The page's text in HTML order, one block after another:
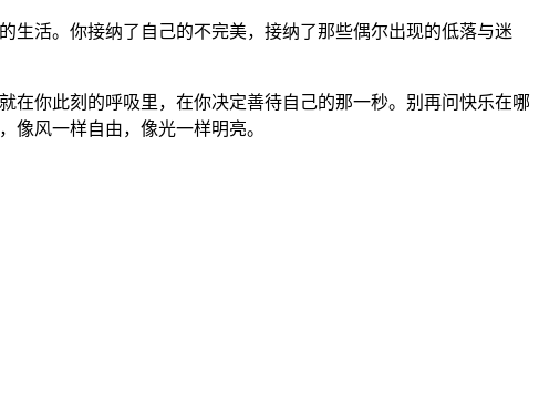
生活。你接纳了自己的不完美，接纳了那些偶尔出现的低落与迷
在你此刻的呼吸里，在你决定善待自己的那一秒。别再问快乐在哪
像风一样自由，像光一样明亮。